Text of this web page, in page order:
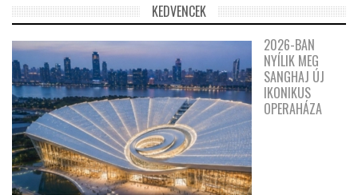
KEDVENCEK
2026-BAN
NYÍLIK MEG
SANGHAJ ÚJ
IKONIKUS
OPERAHÁZA